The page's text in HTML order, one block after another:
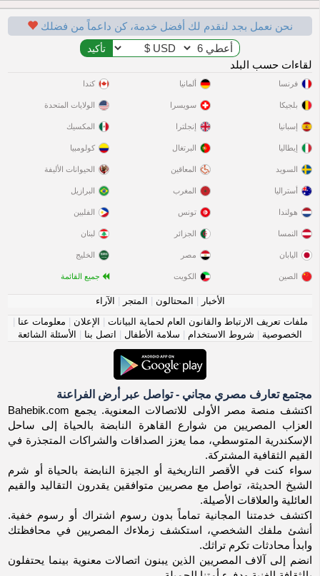
نحن نعمل بجد لنقدم لك أفضل خدمة، كن داعماً من فضلك
لقاءات حسب البلد
فرنسا
بلجيكا
إسبانيا
إيطاليا
السويد
ألمانيا
سويسرا
إنجلترا
البرتغال
المعاقين
كندا
الولايات المتحدة
المكسيك
كولومبيا
الحيوانات الأليفة
أستراليا
هولندا
النمسا
اليابان
الصين
المغرب
تونس
الجزائر
مصر
الكويت
البرازيل
الفلبين
لبنان
الخليج
جميع القائمة
الأخبار المحتالون المتجر
الآراء
ملفات تعريف الارتباط والقانون العام لحماية البيانات
الإعلان معلومات عنا
الخصوصية
شروط الاستخدام سلامة الأطفال اتصل بنا الأسئلة الشائعة
مجتمع تعارف مصري مجاني - تواصل عبر أرض الفراعنة
اكتشف منصة مصر الأولى للاتصالات المعنوية. يجمع Bahebik.com
العزاب المصريين من شوارع القاهرة النابضة بالحياة إلى ساحل
الإسكندرية المتوسطي، مما يعزز الصداقات والشراكات المتجذرة في
القيم الثقافية المشتركة.
سواء كنت في الأقصر التاريخية أو الجيزة النابضة بالحياة أو شرم
الشيخ الحديثة، تواصل مع مصريين متوافقين يقدرون التقاليد والقيم
العائلية والعلاقات الأصيلة.
اكتشف خدمتنا المجانية تماماً بدون رسوم اشتراك أو رسوم خفية.
أنشئ ملفك الشخصي، استكشف زملاءك المصريين في محافظتك
وابدأ محادثات تكرم تراثك.
انضم إلى آلاف المصريين الذين يبنون اتصالات معنوية بينما يحتفلون